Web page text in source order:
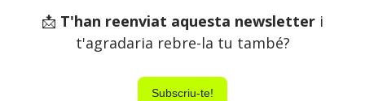
📩 T'han reenviat aquesta newsletter i
t'agradaria rebre-la tu també?
Subscriu-te!